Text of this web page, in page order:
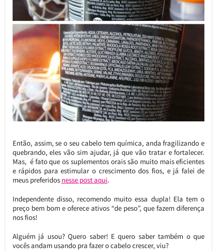
Então, assim, se o seu cabelo tem química, anda fragilizando e
quebrando, eles vão sim ajudar, já que vão tratar e fortalecer.
Mas, é fato que os suplementos orais são muito mais eficientes
e rápidos para estimular o crescimento dos fios, e já falei de
meus preferidos nesse post aqui.
Independente disso, recomendo muito essa dupla! Ela tem o
preço bem bom e oferece ativos “de peso”, que fazem diferença
nos fios!
Alguém já usou? Quero saber! E quero saber também o que
vocês andam usando pra fazer o cabelo crescer, viu?